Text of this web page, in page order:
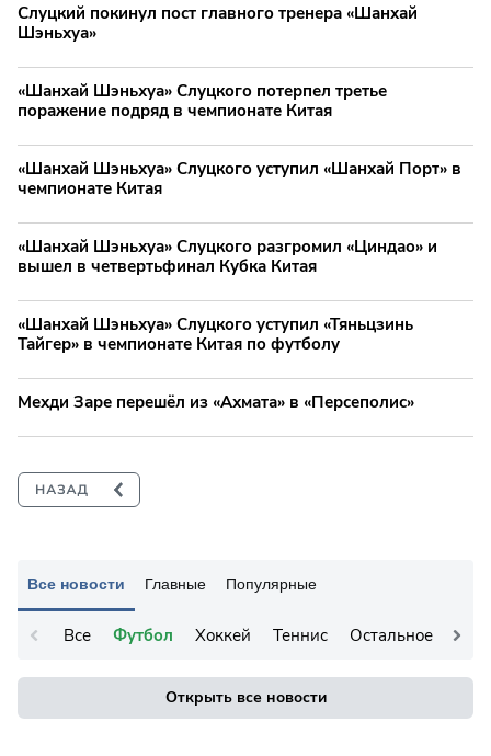
Все новости Главные Популярные
Все Футбол Хоккей Теннис Остальное
Открыть все новости
Слуцкий покинул пост главного тренера «Шанхай
Шэньхуа»
«Шанхай Шэньхуа» Слуцкого потерпел третье
поражение подряд в чемпионате Китая
«Шанхай Шэньхуа» Слуцкого уступил «Шанхай Порт» в
чемпионате Китая
«Шанхай Шэньхуа» Слуцкого разгромил «Циндао» и
вышел в четвертьфинал Кубка Китая
«Шанхай Шэньхуа» Слуцкого уступил «Тяньцзинь
Тайгер» в чемпионате Китая по футболу
Мехди Заре перешёл из «Ахмата» в «Персеполис»